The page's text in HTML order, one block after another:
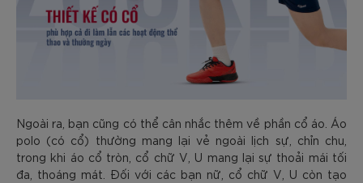
Ngoài ra, bạn cũng có thể cân nhắc thêm về phần cổ áo. Áo
polo (có cổ) thường mang lại vẻ ngoài lịch sự, chỉn chu,
trong khi áo cổ tròn, cổ chữ V, U mang lại sự thoải mái tối
đa, thoáng mát. Đối với các bạn nữ, cổ chữ V, U còn tạo